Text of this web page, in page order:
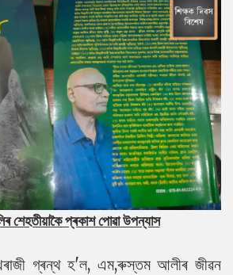
শেহতীয়াকৈ প্ৰকাশ পোৱা উপন্যাস
গ্ৰন্থ হ'ল, এম,ৰুস্তম আলীৰ জীৱন